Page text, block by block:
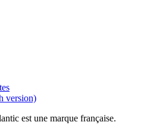
version)
est une marque française.